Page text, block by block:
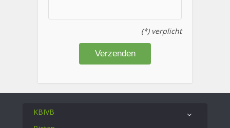
(*) verplicht
KBIVB